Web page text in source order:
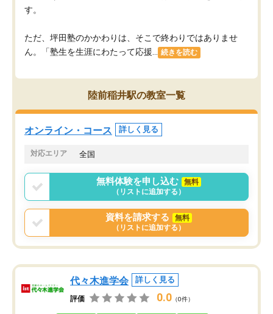
す。
ただ、坪田塾のかかわりは、そこで終わりではありませ
ん。「塾生を生涯にわたって応援...
続きを読む
陸前稲井駅の教室一覧
オンライン・コース 詳しく見る
対応エリア 全国
無料体験を申し込む
無料
（リストに追加する）
資料を請求する
無料
（リストに追加する）
代々木進学会 詳しく見る
評価 0.0 （0件）